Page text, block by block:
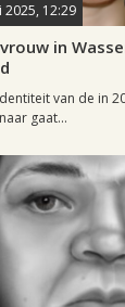
2025, 12:29
in
van de in
gaat...